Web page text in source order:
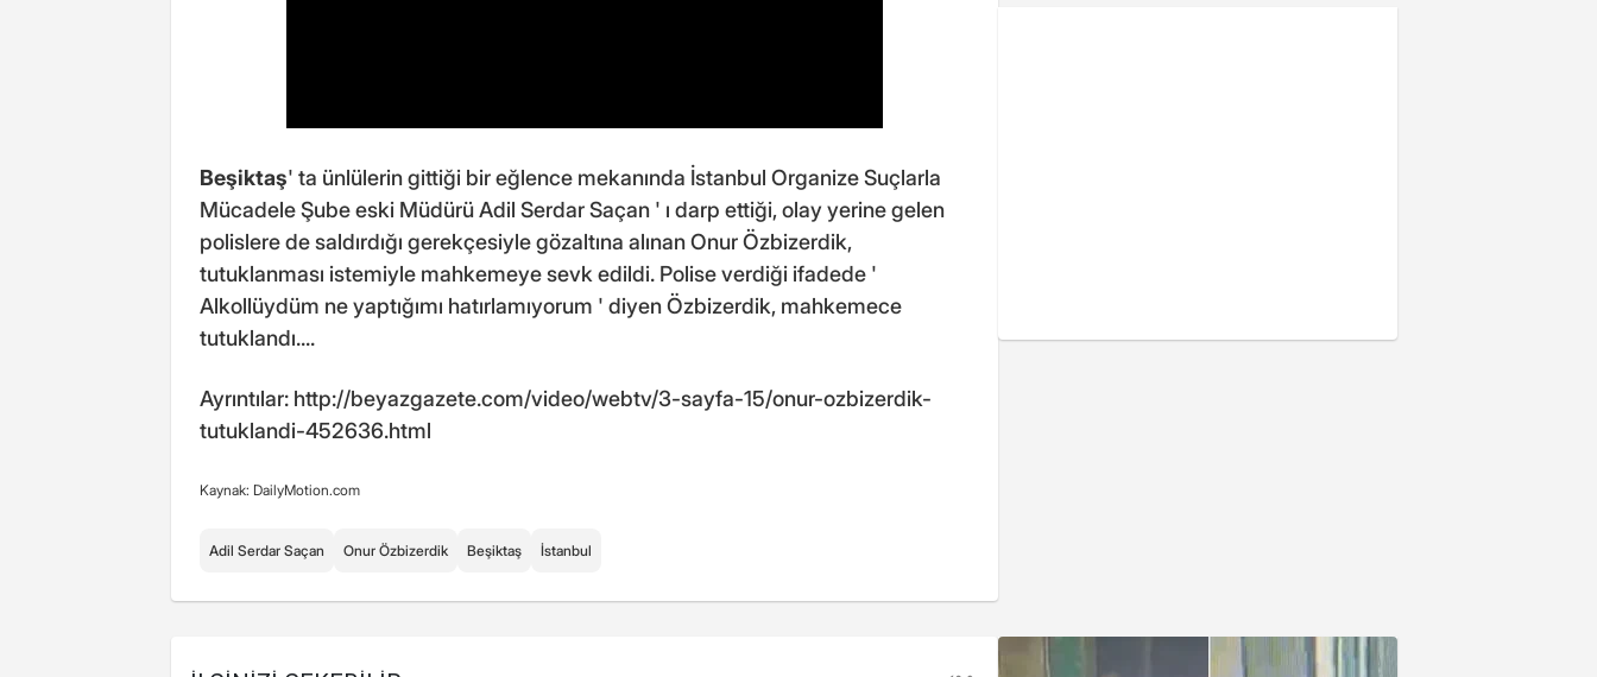
Beşiktaş' ta ünlülerin gittiği bir eğlence mekanında İstanbul Organize Suçlarla
Mücadele Şube eski Müdürü Adil Serdar Saçan ' ı darp ettiği, olay yerine gelen
polislere de saldırdığı gerekçesiyle gözaltına alınan Onur Özbizerdik,
tutuklanması istemiyle mahkemeye sevk edildi. Polise verdiği ifadede '
Alkollüydüm ne yaptığımı hatırlamıyorum ' diyen Özbizerdik, mahkemece
tutuklandı....
Ayrıntılar: http://beyazgazete.com/video/webtv/3-sayfa-15/onur-ozbizerdik-
tutuklandi-452636.html
Kaynak: DailyMotion.com
Adil Serdar Saçan Onur Özbizerdik Beşiktaş İstanbul